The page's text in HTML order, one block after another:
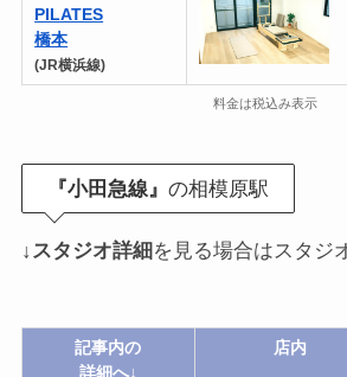
PILATES
橋本
(JR横浜線)
料金は税込み表示
『小田急線』の相模原駅
↓スタジオ詳細 を見る場合はスタジ
記事内の
詳細へ↓
店内